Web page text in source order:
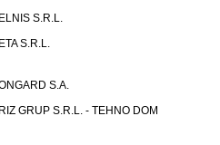
S.R.L.
S.R.L.
S.A.
GRUP S.R.L. - TEHNO DOM